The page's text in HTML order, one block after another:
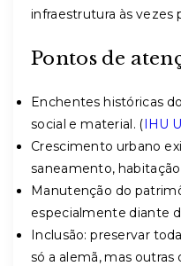
infraestrutura às vezes
Pontos de
Enchentes históricas
social e material. (IHU
Crescimento urbano
saneamento,
Manutenção do
especialmente diante
Inclusão: preservar
só a alemã, mas